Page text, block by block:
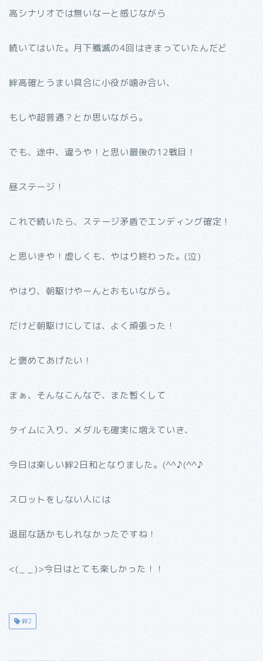
高シナリオでは無いなーと感じながら
続いてはいた。月下殲滅の4回はきまっていたんだど
絆高確とうまい具合に小役が噛み合い、
もしや超普通？とか思いながら。
でも、途中、違うや！と思い最後の12戦目！
昼ステージ！
これで続いたら、ステージ矛盾でエンディング確定！
と思いきや！虚しくも、やはり終わった。(泣)
やはり、朝駆けやーんとおもいながら。
だけど朝駆けにしては、よく頑張った！
と褒めてあげたい！
まぁ、そんなこんなで、また暫くして
タイムに入り、メダルも確実に増えていき、
今日は楽しい絆2日和となりました。(^^♪(^^♪
スロットをしない人には
退屈な話かもしれなかったですね！
<(_ _)>今日はとても楽しかった！！
絆2